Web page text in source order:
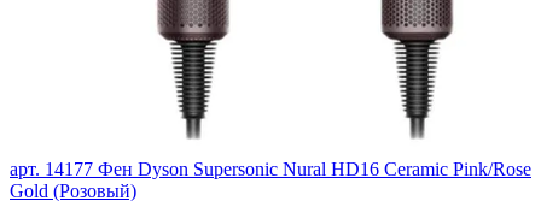
арт. 14177 Фен Dyson Supersonic Nural HD16 Ceramic Pink/Rose
Gold (Розовый)